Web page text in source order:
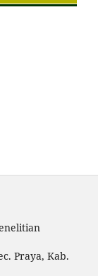
Praya, Kab.